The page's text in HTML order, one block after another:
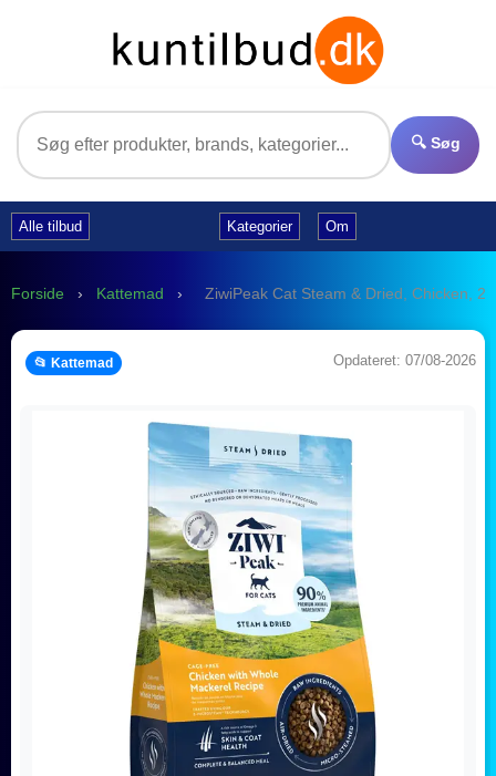
🔍 Søg
Alle tilbud Kategorier Om
Forside › Kattemad › ZiwiPeak Cat Steam & Dried, Chicken,
📂 Kattemad Opdateret: 07/08-2026